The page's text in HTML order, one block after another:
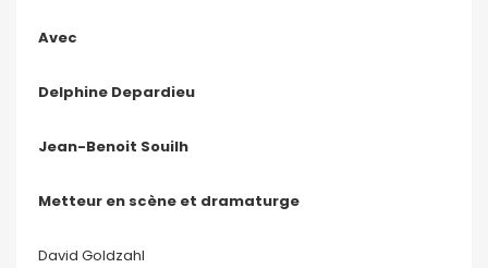
Avec
Delphine Depardieu
Jean-Benoit Souilh
Metteur en scène et dramaturge
David Goldzahl